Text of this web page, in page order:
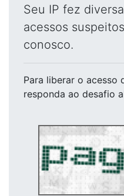
Seu IP fez
acessos
conosco.
Para liberar o acesso
responda ao desafio